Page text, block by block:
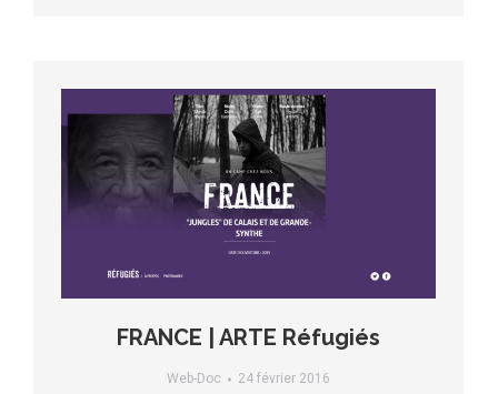
FRANCE | ARTE Réfugiés
Web-Doc 24 février 2016